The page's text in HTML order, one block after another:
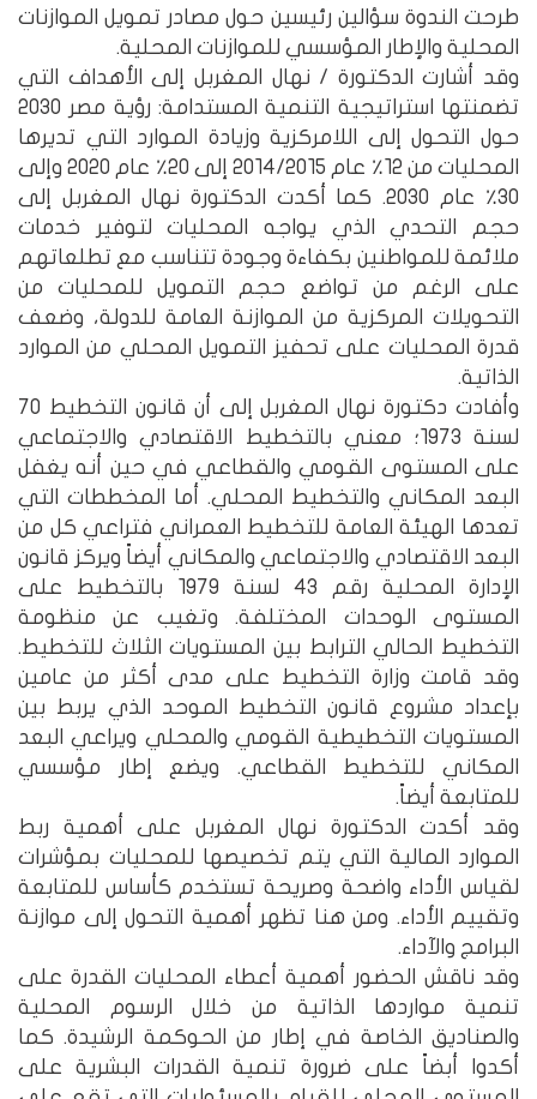
طرحت الندوة سؤالين رئيسين حول مصادر تمويل الموازنات
المحلية والإطار المؤسسي للموازنات المحلية.
وقد أشارت الدكتورة / نهال المغربل إلى الأهداف التي
تضمنتها استراتيجية التنمية المستدامة: رؤية مصر ٢٠٣٠
حول التحول إلى اللامركزية وزيادة الموارد التي تديرها
المحليات من ١٢٪‏ عام ٢٠١٤/٢٠١٥ إلى ٢٠٪‏ عام ٢٠٢٠ وإلى
٣٠٪‏ عام ٢٠٣٠. كما أكدت الدكتورة نهال المغربل إلى
حجم التحدي الذي يواجه المحليات لتوفير خدمات
ملائمة للمواطنين بكفاءة وجودة تتناسب مع تطلعاتهم
على الرغم من تواضع حجم التمويل للمحليات من
التحويلات المركزية من الموازنة العامة للدولة، وضعف
قدرة المحليات على تحفيز التمويل المحلي من الموارد
الذاتية.
وأفادت دكتورة نهال المغربل إلى أن قانون التخطيط ٧٠
لسنة ١٩٧٣؛ معني بالتخطيط الاقتصادي والاجتماعي
على المستوى القومي والقطاعي في حين أنه يغفل
البعد المكاني والتخطيط المحلي. أما المخططات التي
تعدها الهيئة العامة للتخطيط العمراني فتراعي كل من
البعد الاقتصادي والاجتماعي والمكاني أيضاً ويركز قانون
الإدارة المحلية رقم ٤٣ لسنة ١٩٧٩ بالتخطيط على
المستوى الوحدات المختلفة. وتغيب عن منظومة
التخطيط الحالي الترابط بين المستويات الثلاث للتخطيط.
وقد قامت وزارة التخطيط على مدى أكثر من عامين
بإعداد مشروع قانون التخطيط الموحد الذي يربط بين
المستويات التخطيطية القومي والمحلي ويراعي البعد
المكاني للتخطيط القطاعي. ويضع إطار مؤسسي
للمتابعة أيضاً.
وقد أكدت الدكتورة نهال المغربل على أهمية ربط
الموارد المالية التي يتم تخصيصها للمحليات بمؤشرات
لقياس الأداء واضحة وصريحة تستخدم كأساس للمتابعة
وتقييم الأداء. ومن هنا تظهر أهمية التحول إلى موازنة
البرامج والآداء.
وقد ناقش الحضور أهمية أعطاء المحليات القدرة على
تنمية مواردها الذاتية من خلال الرسوم المحلية
والصناديق الخاصة في إطار من الحوكمة الرشيدة. كما
أكدوا أبضاً على ضرورة تنمية القدرات البشرية على